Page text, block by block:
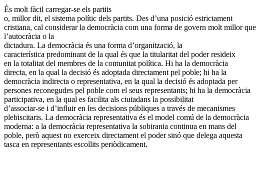
És molt fàcil carregar-se els partits
o, millor dit, el sistema polític dels partits. Des d’una posició estrictament
cristiana, cal considerar la democràcia com una forma de govern molt millor que
l’autocràcia o la
dictadura. La democràcia és una forma d’organització, la
característica predominant de la qual és que la titularitat del poder resideix
en la totalitat del membres de la comunitat política. Hi ha la democràcia
directa, en la qual la decisió és adoptada directament pel poble; hi ha la
democràcia indirecta o representativa, en la qual la decisió és adoptada per
persones reconegudes pel poble com el seus representants; hi ha la democràcia
participativa, en la qual es facilita als ciutadans la possibilitat
d’associar-se i d’influir en les decisions públiques a través de mecanismes
plebiscitaris. La democràcia representativa és el model comú de la democràcia
moderna: a la democràcia representativa la sobirania continua en mans del
poble, però aquest no exerceix directament el poder sinó que delega aquesta
tasca en representants escollits periòdicament.